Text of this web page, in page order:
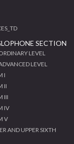
SECTION
LEVEL
LEVEL
I
II
III
IV
V
AND UPPER SIXTH